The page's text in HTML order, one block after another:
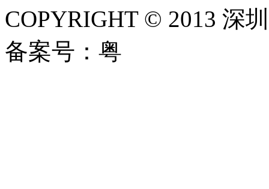
COPYRIGHT © 2013 深
备案号：粤